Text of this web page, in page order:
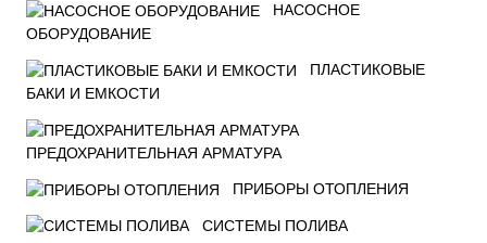
НАСОСНОЕ
ОБОРУДОВАНИЕ
ПЛАСТИКОВЫЕ
БАКИ И ЕМКОСТИ
ПРЕДОХРАНИТЕЛЬНАЯ АРМАТУРА
ПРИБОРЫ ОТОПЛЕНИЯ
СИСТЕМЫ ПОЛИВА